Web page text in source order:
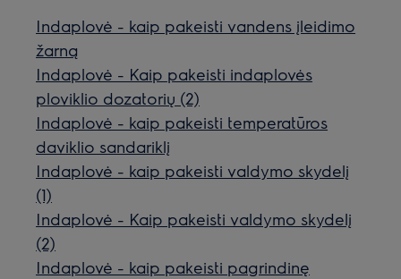
Indaplovė - kaip pakeisti vandens įleidimo
žarną
Indaplovė - Kaip pakeisti indaplovės
ploviklio dozatorių (2)
Indaplovė - kaip pakeisti temperatūros
daviklio sandariklį
Indaplovė - kaip pakeisti valdymo skydelį
(1)
Indaplovė - Kaip pakeisti valdymo skydelį
(2)
Indaplovė - kaip pakeisti pagrindinę